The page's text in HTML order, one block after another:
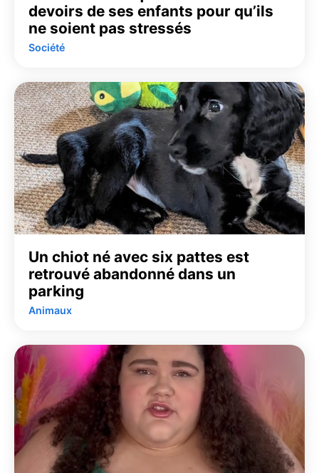
devoirs de ses enfants pour qu’ils
ne soient pas stressés
Société
Un chiot né avec six pattes est
retrouvé abandonné dans un
parking
Animaux